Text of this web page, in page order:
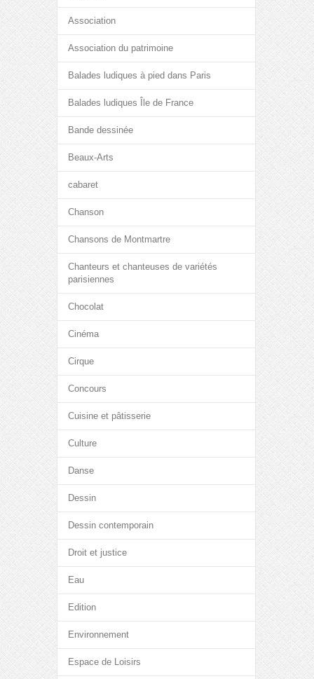
Association
Association du patrimoine
Balades ludiques à pied dans Paris
Balades ludiques Île de France
Bande dessinée
Beaux-Arts
cabaret
Chanson
Chansons de Montmartre
Chanteurs et chanteuses de variétés
parisiennes
Chocolat
Cinéma
Cirque
Concours
Cuisine et pâtisserie
Culture
Danse
Dessin
Dessin contemporain
Droit et justice
Eau
Edition
Environnement
Espace de Loisirs